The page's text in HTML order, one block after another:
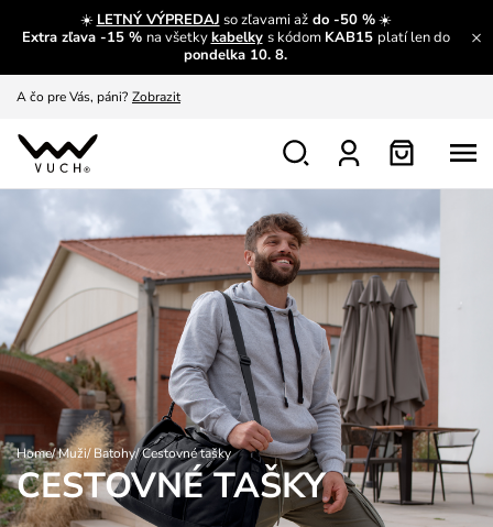
☀️ LETNÝ VÝPREDAJ so zľavami aždo -50 %☀️
Extra zľava -15 % na všetkykabelky s kódom KAB15 platí len do
pondelka 10. 8.
Prečítať viac
A čo pre Vás, páni? Zobrazit
S čím chybu neurobíš?
Nech sa inšpirovať Zobraziť
Výmena a vrátenie zadarmo Zobraziť
Home/Muži/Batohy/Cestovné tašky
CESTOVNÉ TAŠKY